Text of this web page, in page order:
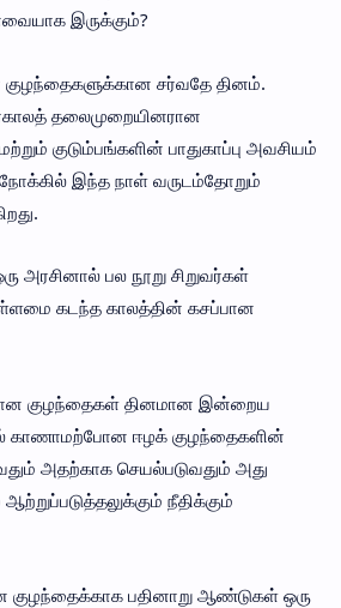
இருக்கும்?
சர்வதே தினம்.
தலைமுறையினரான
குடும்பங்களின் பாதுகாப்பு அவசியம்
நோக்கில் இந்த நாள் வருடம்தோறும்
பல நூறு சிறுவர்கள்
கடந்த காலத்தின் கசப்பான
குழந்தைகள் தினமான இன்றைய
காணாமற்போன ஈழக் குழந்தைகளின்
அதற்காக செயல்படுவதும் அது
ஆற்றுப்படுத்தலுக்கும் நீதிக்கும்
பதினாறு ஆண்டுகள் ஒரு